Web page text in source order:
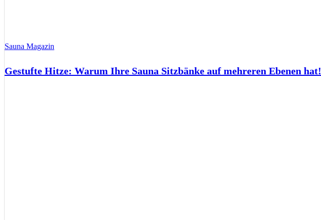
Sauna Magazin
Gestufte Hitze: Warum Ihre Sauna Sitzbänke auf mehreren Ebenen hat!